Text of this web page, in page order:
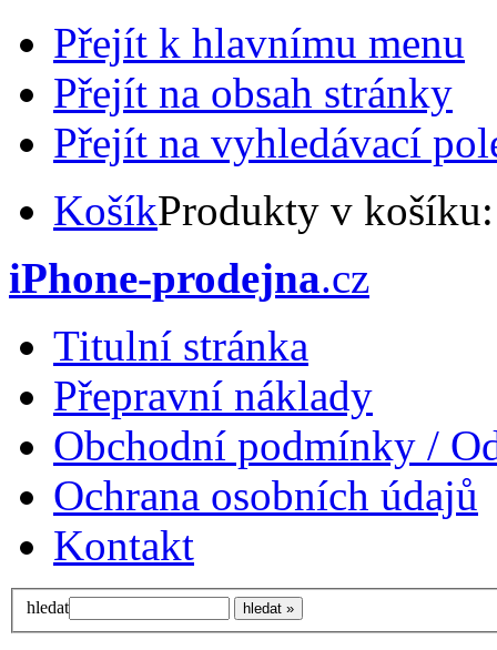
Přejít k hlavnímu menu
Přejít na obsah stránky
Přejít na vyhledávací
KošíkProdukty v
iPhone-prodejna.cz
Titulní stránka
Přepravní náklady
Obchodní podmínky /
Ochrana osobních údajů
Kontakt
hledat